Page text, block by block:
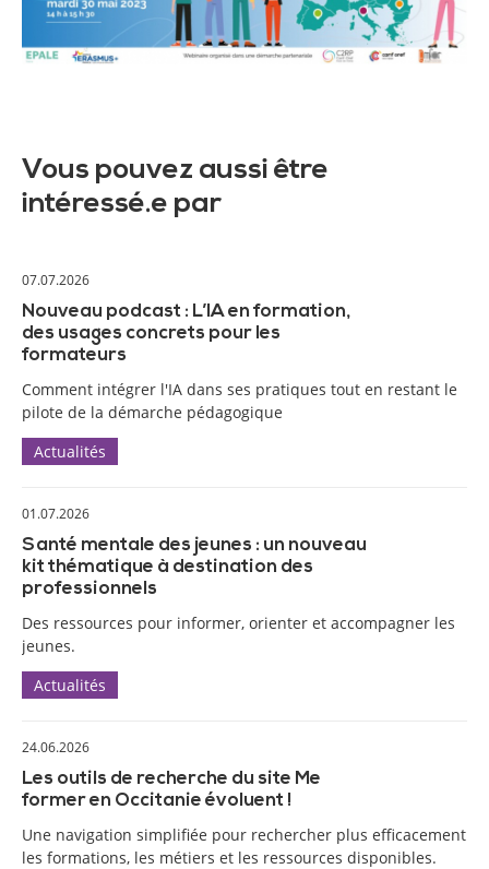
Vous pouvez aussi être
intéressé.e par
07.07.2026
Nouveau podcast : L’IA en formation,
des usages concrets pour les
formateurs
Comment intégrer l'IA dans ses pratiques tout en restant le
pilote de la démarche pédagogique
Actualités
01.07.2026
Santé mentale des jeunes : un nouveau
kit thématique à destination des
professionnels
Des ressources pour informer, orienter et accompagner les
jeunes.
Actualités
24.06.2026
Les outils de recherche du site Me
former en Occitanie évoluent !
Une navigation simplifiée pour rechercher plus efficacement
les formations, les métiers et les ressources disponibles.